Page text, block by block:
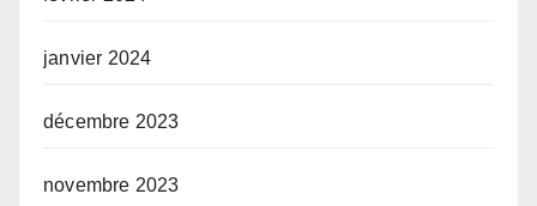
janvier 2024
décembre 2023
novembre 2023